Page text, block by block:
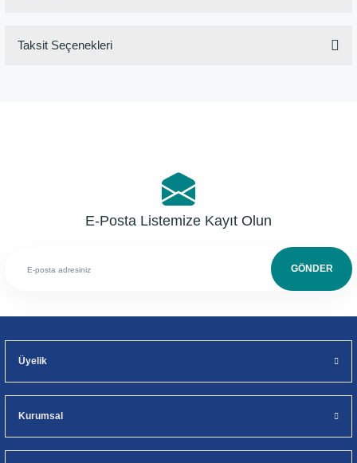
Taksit Seçenekleri
E-Posta Listemize Kayıt Olun
GÖNDER
Üyelik
Kurumsal